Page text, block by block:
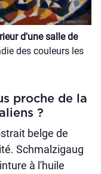
d'une salle de
des couleurs les
proche de la
?
belge de
Schmalzigaug
à l'huile